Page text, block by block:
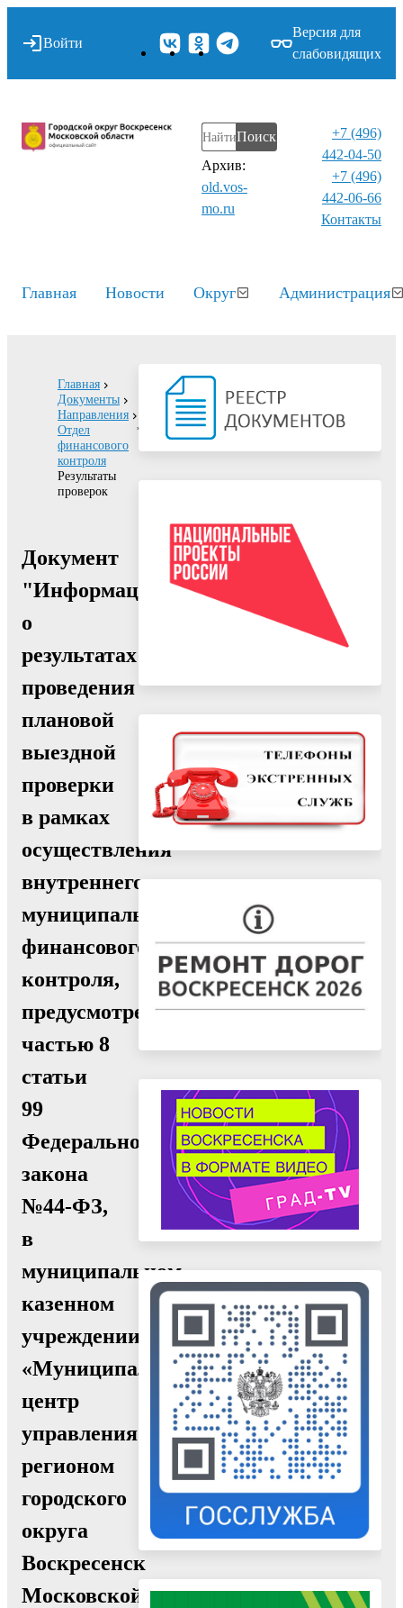
Войти
Версия для
слабовидящих
Поиск
Архив:
old.vos-
mo.ru
+7 (496)
442-04-50
+7 (496)
442-06-66
Контакты⁠
Главная Новости Округ Администрация
Главная
Документы
Направления
Отдел
финансового
контроля
Результаты
проверок
Документ
"Информация
о
результатах
проведения
плановой
выездной
проверки
в рамках
осуществления
внутреннего
муниципального
финансового
контроля,
предусмотренного
частью 8
статьи
99
Федерального
закона
№44-ФЗ,
в
муниципальном
казенном
учреждении
«Муниципальный
центр
управления
регионом
городского
округа
Воскресенск
Московской